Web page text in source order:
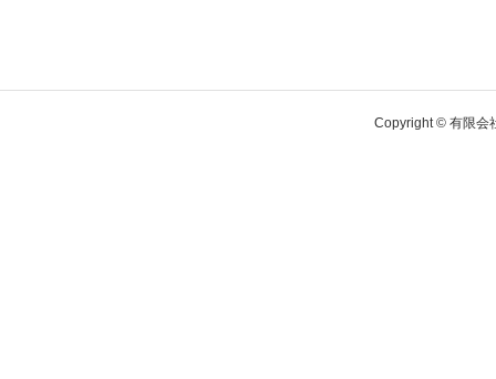
Copyright © 有限会